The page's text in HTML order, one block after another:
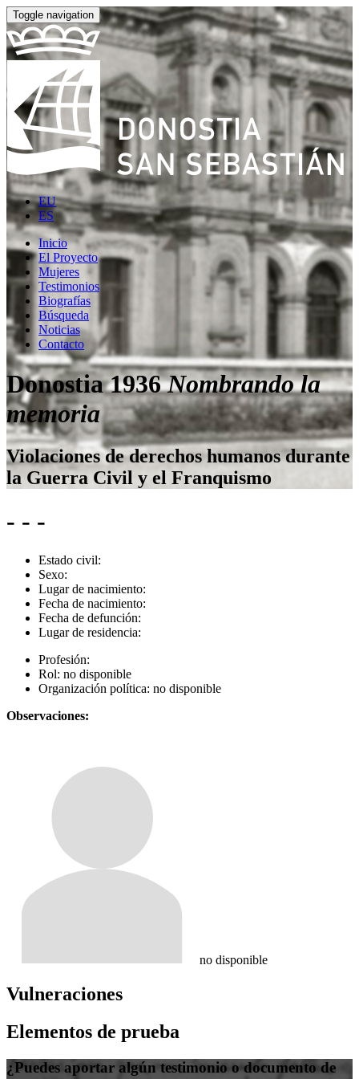
Toggle navigation
EU
ES
Inicio
El Proyecto
Mujeres
Testimonios
Biografías
Búsqueda
Noticias
Contacto
Donostia 1936Nombrando la
memoria
Violaciones de derechos humanos durante
la Guerra Civil y el Franquismo
- - -
Estado civil:
Sexo:
Lugar de nacimiento:
Fecha de nacimiento:
Fecha de defunción:
Lugar de residencia:
Profesión:
Rol: no disponible
Organización política: no disponible
Observaciones:
no disponible
Vulneraciones
Elementos de prueba
¿Puedes aportar algún testimonio o documento de